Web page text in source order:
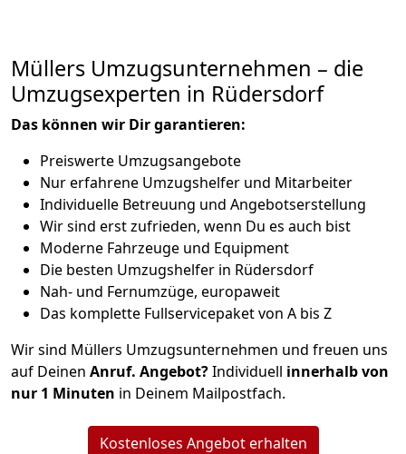
Müllers Umzugsunternehmen – die
Umzugsexperten in Rüdersdorf
Das können wir Dir garantieren:
Preiswerte Umzugsangebote
Nur erfahrene Umzugshelfer und Mitarbeiter
Individuelle Betreuung und Angebotserstellung
Wir sind erst zufrieden, wenn Du es auch bist
Moderne Fahrzeuge und Equipment
Die besten Umzugshelfer in Rüdersdorf
Nah- und Fernumzüge, europaweit
Das komplette Fullservicepaket von A bis Z
Wir sind Müllers Umzugsunternehmen und freuen uns
auf Deinen Anruf. Angebot?Individuell innerhalb von
nur 1 Minuten in Deinem Mailpostfach.
Kostenloses Angebot erhalten